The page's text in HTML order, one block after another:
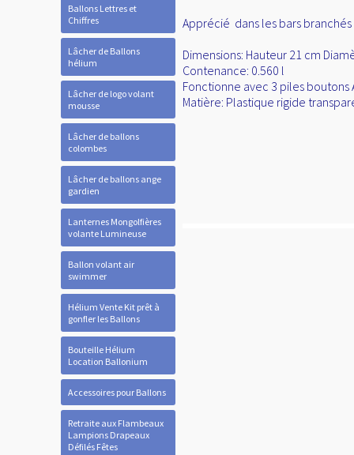
Ballons Lettres et
Chiffres
Lâcher de Ballons
hélium
Lâcher de logo volant
mousse
Lâcher de ballons
colombes
Lâcher de ballons ange
gardien
Lanternes Mongolfières
volante Lumineuse
Ballon volant air
swimmer
Hélium Vente Kit prêt à
gonfler les Ballons
Bouteille Hélium
Location Ballonium
Accessoires pour Ballons
Retraite aux Flambeaux
Lampions Drapeaux
Défilés Fêtes
Apprécié dans les bars branchés
Dimensions: Hauteur 21 cm
Contenance: 0.560 l
Fonctionne avec 3 piles boutons
Matière: Plastique rigide